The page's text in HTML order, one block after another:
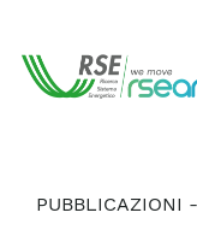
PUBBLICAZIONI